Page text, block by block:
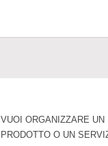
VUOI ORGANIZZARE
PRODOTTO O UN